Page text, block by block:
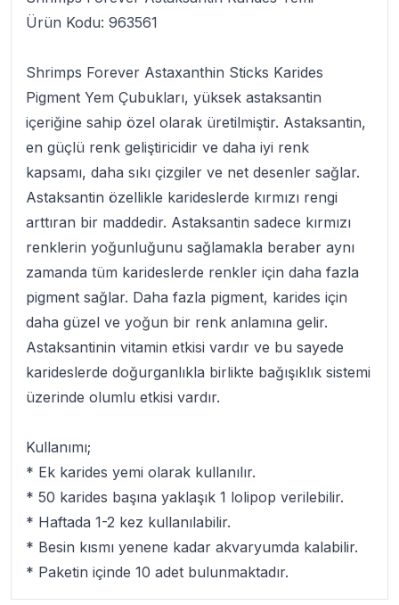
Ürün Kodu: 963561
Shrimps Forever Astaxanthin Sticks Karides
Pigment Yem Çubukları, yüksek astaksantin
içeriğine sahip özel olarak üretilmiştir. Astaksantin,
en güçlü renk geliştiricidir ve daha iyi renk
kapsamı, daha sıkı çizgiler ve net desenler sağlar.
Astaksantin özellikle karideslerde kırmızı rengi
arttıran bir maddedir. Astaksantin sadece kırmızı
renklerin yoğunluğunu sağlamakla beraber aynı
zamanda tüm karideslerde renkler için daha fazla
pigment sağlar. Daha fazla pigment, karides için
daha güzel ve yoğun bir renk anlamına gelir.
Astaksantinin vitamin etkisi vardır ve bu sayede
karideslerde doğurganlıkla birlikte bağışıklık sistemi
üzerinde olumlu etkisi vardır.
Kullanımı;
* Ek karides yemi olarak kullanılır.
* 50 karides başına yaklaşık 1 lolipop verilebilir.
* Haftada 1-2 kez kullanılabilir.
* Besin kısmı yenene kadar akvaryumda kalabilir.
* Paketin içinde 10 adet bulunmaktadır.